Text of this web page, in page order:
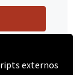
externos